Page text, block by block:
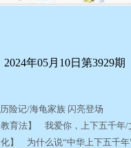
年05月10日第3929期
险记/海龟家族 闪亮登场
教育法】 我爱你，上下五千
化】 为什么说“中华上下五千